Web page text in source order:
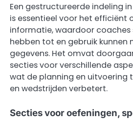
Een gestructureerde indeling
is essentieel voor het efficiënt
informatie, waardoor coaches
hebben tot en gebruik kunnen
gegevens. Het omvat
secties voor verschillende
wat de planning en uitvoering
en wedstrijden verbetert.
Secties voor oefeningen,